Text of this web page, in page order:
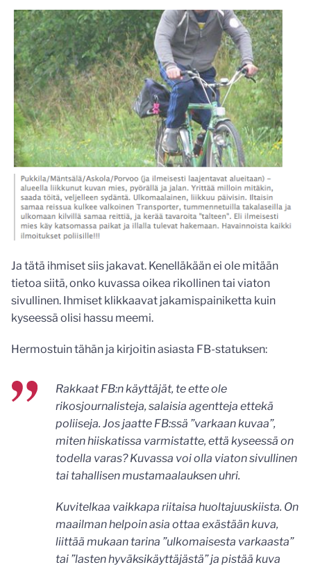
Ja tätä ihmiset siis jakavat. Kenelläkään ei ole mitään
tietoa siitä, onko kuvassa oikea rikollinen tai viaton
sivullinen. Ihmiset klikkaavat jakamispainiketta kuin
kyseessä olisi hassu meemi.
Hermostuin tähän ja kirjoitin asiasta FB-statuksen:
Rakkaat FB:n käyttäjät, te ette ole
rikosjournalisteja, salaisia agentteja ettekä
poliiseja. Jos jaatte FB:ssä ”varkaan kuvaa”,
miten hiiskatissa varmistatte, että kyseessä on
todella varas? Kuvassa voi olla viaton sivullinen
tai tahallisen mustamaalauksen uhri.
Kuvitelkaa vaikkapa riitaisa huoltajuuskiista. On
maailman helpoin asia ottaa exästään kuva,
liittää mukaan tarina ”ulkomaisesta varkaasta”
tai ”lasten hyväksikäyttäjästä” ja pistää kuva